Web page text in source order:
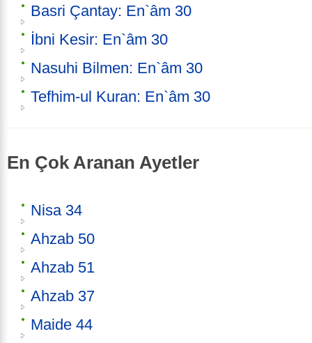
Basri Çantay: En`âm 30
İbni Kesir: En`âm 30
Nasuhi Bilmen: En`âm 30
Tefhim-ul Kuran: En`âm 30
En Çok Aranan Ayetler
Nisa 34
Ahzab 50
Ahzab 51
Ahzab 37
Maide 44